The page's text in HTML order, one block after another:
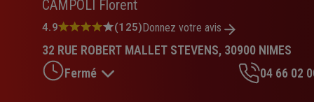
CAMPOLI Florent
Note
4.9
sur
5
4.9 (125)Donnez votre avis
32 RUE ROBERT MALLET STEVENS, 30900 NIMES
Fermé
04 66 02